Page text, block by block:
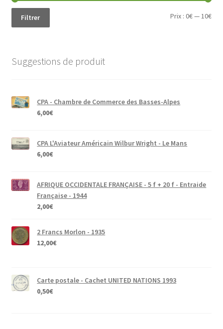
Prix
Prix
Filtrer Prix :0€—10€
Suggestions de produit
CPA - Chambre de Commerce des Basses-Alpes
6,00€
CPA L'Aviateur Américain Wilbur Wright - Le Mans
6,00€
AFRIQUE OCCIDENTALE FRANÇAISE - 5 f + 20 f - Entraide
Française - 1944
2,00€
2 Francs Morlon - 1935
12,00€
Carte postale - Cachet UNITED NATIONS 1993
0,50€